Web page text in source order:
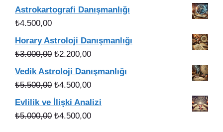
fiyat:
Astrokartografi Danışmanlığı
₺4.500,00
Horary Astroloji Danışmanlığı
₺3.000,00 Orijinal
fiyat:
₺3.000,00.
₺2.200,00Şu
fiyat:
Vedik Astroloji Danışmanlığı
₺5.500,00 Orijinal
fiyat:
₺5.500,00.
₺4.500,00Şu
andaki
fiyat:
Evlilik ve İlişki Analizi
₺5.000,00 Orijinal
₺4.500,00Şu